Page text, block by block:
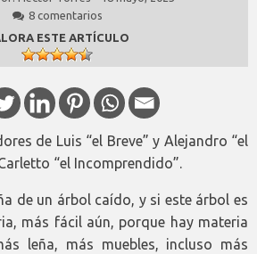
8 comentarios
ESTE ARTÍCULO
de Luis “el Breve” y Alejandro “el
“el Incomprendido”.
de un árbol caído, y si este árbol es
más fácil aún, porque hay materia
leña, más muebles, incluso más